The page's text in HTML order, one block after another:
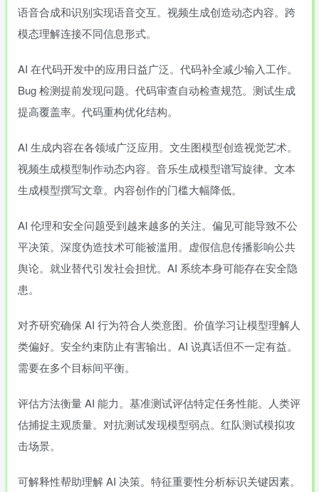
语音合成和识别实现语音交互。视频生成创造动态内容。跨
模态理解连接不同信息形式。
AI 在代码开发中的应用日益广泛。代码补全减少输入工作。
Bug 检测提前发现问题。代码审查自动检查规范。测试生成
提高覆盖率。代码重构优化结构。
AI 生成内容在各领域广泛应用。文生图模型创造视觉艺术。
视频生成模型制作动态内容。音乐生成模型谱写旋律。文本
生成模型撰写文章。内容创作的门槛大幅降低。
AI 伦理和安全问题受到越来越多的关注。偏见可能导致不公
平决策。深度伪造技术可能被滥用。虚假信息传播影响公共
舆论。就业替代引发社会担忧。AI 系统本身可能存在安全隐
患。
对齐研究确保 AI 行为符合人类意图。价值学习让模型理解人
类偏好。安全约束防止有害输出。AI 说真话但不一定有益。
需要在多个目标间平衡。
评估方法衡量 AI 能力。基准测试评估特定任务性能。人类评
估捕捉主观质量。对抗测试发现模型弱点。红队测试模拟攻
击场景。
可解释性帮助理解 AI 决策。特征重要性分析标识关键因素。